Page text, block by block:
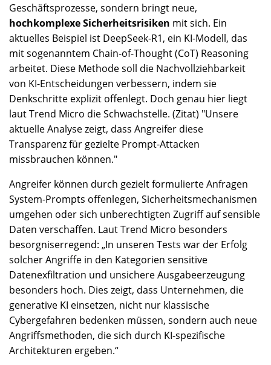
Geschäftsprozesse, sondern bringt neue,
hochkomplexe Sicherheitsrisiken mit sich. Ein
aktuelles Beispiel ist DeepSeek-R1, ein KI-Modell, das
mit sogenanntem Chain-of-Thought (CoT) Reasoning
arbeitet. Diese Methode soll die Nachvollziehbarkeit
von KI-Entscheidungen verbessern, indem sie
Denkschritte explizit offenlegt. Doch genau hier liegt
laut Trend Micro die Schwachstelle. (Zitat) "Unsere
aktuelle Analyse zeigt, dass Angreifer diese
Transparenz für gezielte Prompt-Attacken
missbrauchen können."
Angreifer können durch gezielt formulierte Anfragen
System-Prompts offenlegen, Sicherheitsmechanismen
umgehen oder sich unberechtigten Zugriff auf sensible
Daten verschaffen. Laut Trend Micro besonders
besorgniserregend: „In unseren Tests war der Erfolg
solcher Angriffe in den Kategorien sensitive
Datenexfiltration und unsichere Ausgabeerzeugung
besonders hoch. Dies zeigt, dass Unternehmen, die
generative KI einsetzen, nicht nur klassische
Cybergefahren bedenken müssen, sondern auch neue
Angriffsmethoden, die sich durch KI-spezifische
Architekturen ergeben.“